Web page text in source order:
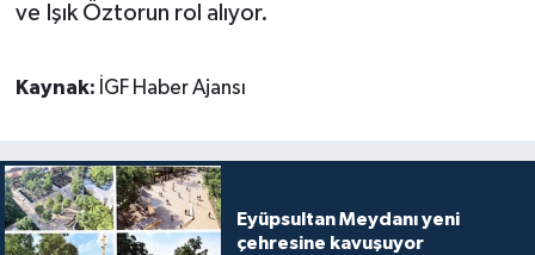
ve Işık Öztorun rol alıyor.
Kaynak: İGF Haber Ajansı
Eyüpsultan Meydanı yeni
çehresine kavuşuyor